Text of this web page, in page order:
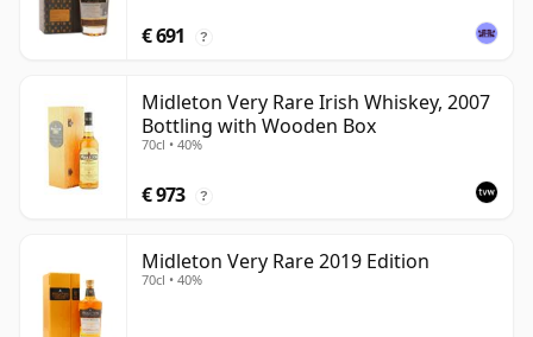
€ 691 ?
Midleton Very Rare Irish Whiskey, 2007
Bottling with Wooden Box
70cl • 40%
€ 973 ?
Midleton Very Rare 2019 Edition
70cl • 40%